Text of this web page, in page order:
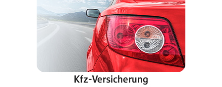
Kfz-Versicherung